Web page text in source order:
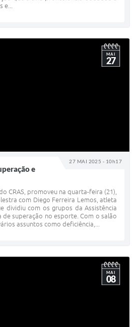
27 MAI 2025 - 10h17
MAI
27
e
CRAS, promoveu na quarta-feira (21),
com Diego Ferreira Lemos, atleta
dividiu com os grupos da Assistência
de superação no esporte. Com o salão
assuntos como deficiência,...
MAI
08